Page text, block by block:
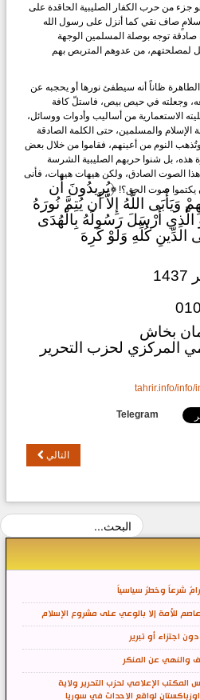
هو جزء من حرب الكفار الصليبية الحاقدة على
إسلامٍ صاف نقي كما أنزل على رسول الله
توجه بوصلة ‏المسلمين الوجهة
لمصلحتهم، من عدوهم المتربص بهم
ظاناً أنه سيطفئ نورها أو يحجبه عن
وجعلته في حيص بيص، فاستلّ كافة
الاستعمارية من أساليب ‏وأدوات ووسائل،
والمسلمين، حتى الكلمة الصادقة
وتُذهب النوم من أعينهم، فقاموا من خلال بعض
هذه، بل ‏شنوا حربهم الصليبية الشرسة
الصوت الصادق، ولكن هيهات هيهات، ‏فأنى
يكتموا صوت الحق؟! ﴿يُرِيدُونَ أَن
وَيَأْبَى اللَّهُ ‏إِلاَّ أَن يُتِمَّ نُورَهُ
الَّذِي أَرْسَلَ رَسُولَهُ بِالْهُدَى
كُلِّهِ وَلَوْ كَرِهَ
بخاش
المركزي لحزب التحرير
tahrir.info/info/
Telegram
التالي
شرعاً وخطرٌ سياسياً
للأمة إلا بالوعي على مشروع الإسلام
اجتزاء أو تبرير
والنهي عن المنكر
المكتب الإعلامي لحزب التحرير ولاية
لواقع الاحداث في سوريا